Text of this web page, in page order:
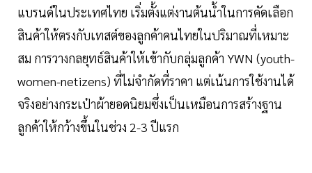
แบรนด์ในประเทศไทย เริ่มตั้งแต่งานต้นน้ำในการคัดเลือก
สินค้าให้ตรงกับเทสต์ของลูกค้าคนไทยในปริมาณที่เหมาะ
สม การวางกลยุทธ์สินค้าให้เข้ากับกลุ่มลูกค้า YWN (youth-
women-netizens) ที่ไม่จำกัดที่ราคา แต่เน้นการใช้งานได้
จริงอย่างกระเป๋าผ้ายอดนิยมซึ่งเป็นเหมือนการสร้างฐาน
ลูกค้าให้กว้างขึ้นในช่วง 2-3 ปีแรก